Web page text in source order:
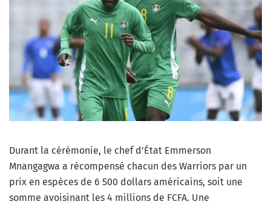
Durant la cérémonie, le chef d’État Emmerson
Mnangagwa a récompensé chacun des Warriors par un
prix en espèces de 6 500 dollars américains, soit une
somme avoisinant les 4 millions de FCFA. Une